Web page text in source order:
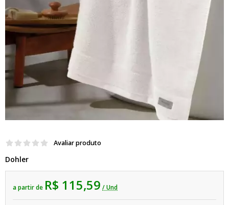
Avaliar produto
Dohler
a partir de R$ 115,59 / Und